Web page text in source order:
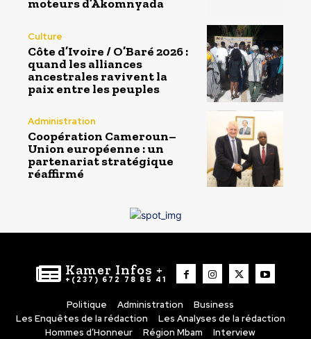
moteurs d’Akomnyada
Culture
Côte d’Ivoire / O’Baré 2026 :
quand les alliances
ancestrales ravivent la
paix entre les peuples
Administration
Coopération Cameroun–
Union européenne : un
partenariat stratégique
réaffirmé
Kamer Infos +
+(237) 672 78 85 41
Politique Administration
Business
Les Enquêtes de la rédaction
Les Analyses de la rédaction
Hommes d’Honneur
Région Mbam
Interview